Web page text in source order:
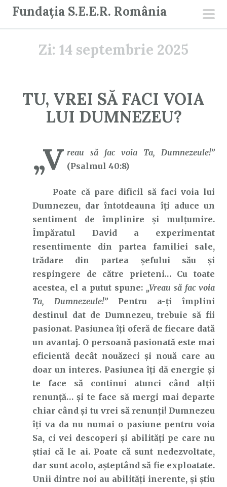
Fundația S.E.E.R. România
Zi: 14 septembrie 2025
TU, VREI SĂ FACI VOIA
LUI DUMNEZEU?
„V reau să fac voia Ta, Dumnezeule!”
(Psalmul 40:8)
Poate că pare dificil să faci voia lui
Dumnezeu, dar întotdeauna îți aduce un
sentiment de împlinire și mulțumire.
Împăratul David a experimentat
resentimente din partea familiei sale,
trădare din partea șefului său și
respingere de către prieteni… Cu toate
acestea, el a putut spune: „Vreau să fac voia
Ta, Dumnezeule!” Pentru a-ți împlini
destinul dat de Dumnezeu, trebuie să fii
pasionat. Pasiunea îți oferă de fiecare dată
un avantaj. O persoană pasionată este mai
eficientă decât nouăzeci și nouă care au
doar un interes. Pasiunea îți dă energie și
te face să continui atunci când alții
renunță… și te face să mergi mai departe
chiar când și tu vrei să renunți! Dumnezeu
îți va da nu numai o pasiune pentru voia
Sa, ci vei descoperi și abilități pe care nu
știai că le ai. Poate că sunt nedezvoltate,
dar sunt acolo, așteptând să fie exploatate.
Unii dintre noi au abilități inerente, și știu